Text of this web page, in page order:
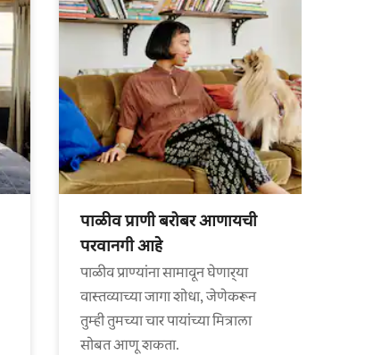
पाळीव प्राणी बरोबर आणायची
परवानगी आहे
पाळीव प्राण्यांना सामावून घेणार्‍या
वास्तव्याच्या जागा शोधा, जेणेकरून
तुम्ही तुमच्या चार पायांच्या मित्राला
सोबत आणू शकता.